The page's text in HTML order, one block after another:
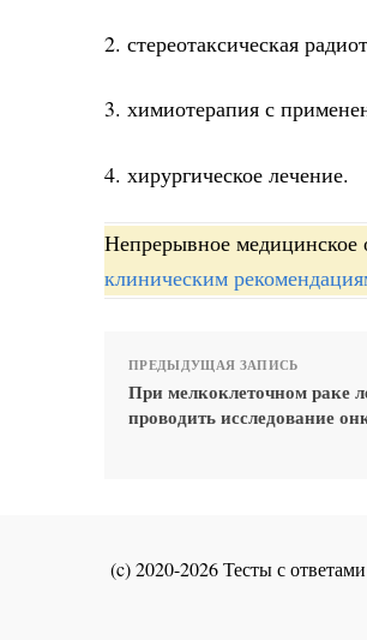
2. стереотаксическая
3. химиотерапия с
4. хирургическое лечение.
Непрерывное медицинское
клиническим
ПРЕДЫДУЩАЯ ЗАПИСЬ
При мелкоклеточном раке
проводить исследование
(c) 2020-2026 Тесты с